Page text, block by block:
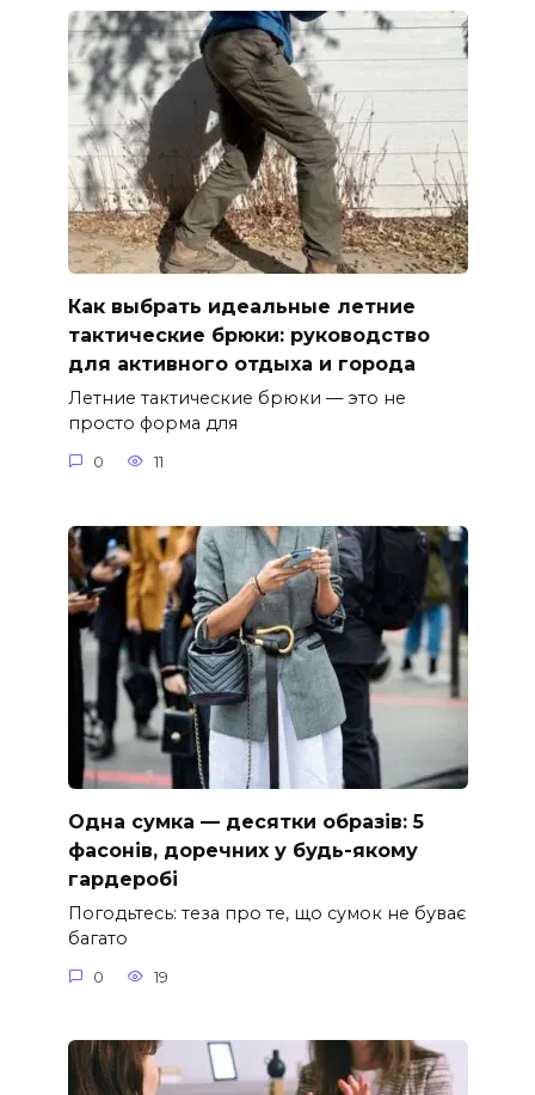
Как выбрать идеальные летние
тактические брюки: руководство
для активного отдыха и города
Летние тактические брюки — это не
просто форма для
0 11
Одна сумка — десятки образів: 5
фасонів, доречних у будь-якому
гардеробі
Погодьтесь: теза про те, що сумок не буває
багато
0 19